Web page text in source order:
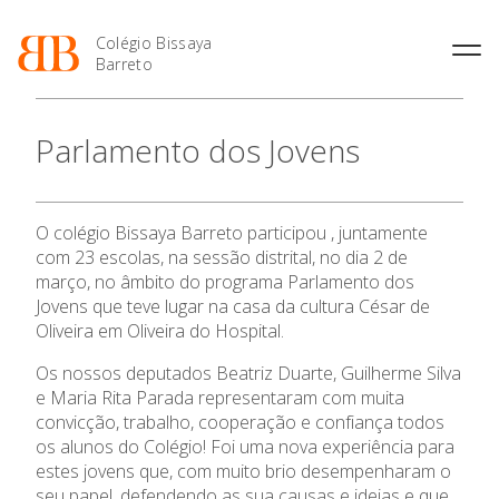
Colégio Bissaya
Barreto
O Colégio
Projeto Educativo
Colaboradores Docentes
Colaboradores Não
Docentes
Instalações
Ofertas de emprego
Regulamentos
Jornal “O Coreto”
Privacidade
Oferta Formativa
Enriquecimento Curricular
Serviços
Sala de Estudo
Atividades de Interrupção
Letiva
Academia de Línguas
Ensino Profissional
Profissionais
Curso de Técnico de
Termalismo
Curso de Técnico/a de Apoio
à Família e à Comunidade
Ano Letivo
2027
Portal do Aluno/Encarregado
de Educação
SIGE
Secretariado de Exames
Parlamento dos Jovens
O colégio Bissaya Barreto participou , juntamente
com 23 escolas, na sessão distrital, no dia 2 de
março, no âmbito do programa Parlamento dos
Jovens que teve lugar na casa da cultura César de
Oliveira em Oliveira do Hospital.
Os nossos deputados Beatriz Duarte, Guilherme Silva
e Maria Rita Parada representaram com muita
convicção, trabalho, cooperação e confiança todos
os alunos do Colégio! Foi uma nova experiência para
estes jovens que, com muito brio desempenharam o